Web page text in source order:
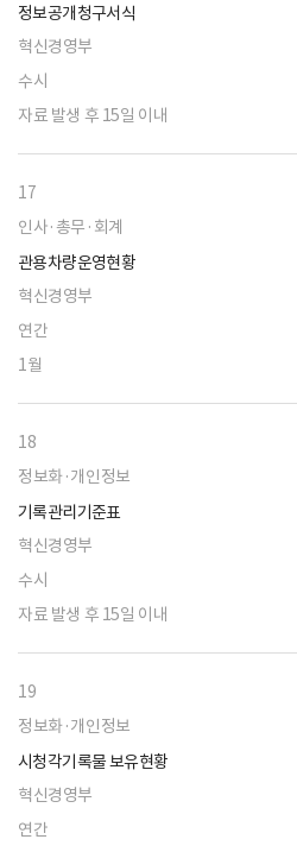
정보공개청구서식
혁신경영부
수시
자료 발생 후 15일 이내
17
인사·총무·회계
관용차량운영현황
혁신경영부
연간
1월
18
정보화·개인정보
기록관리기준표
혁신경영부
수시
자료 발생 후 15일 이내
19
정보화·개인정보
시청각기록물 보유현황
혁신경영부
연간